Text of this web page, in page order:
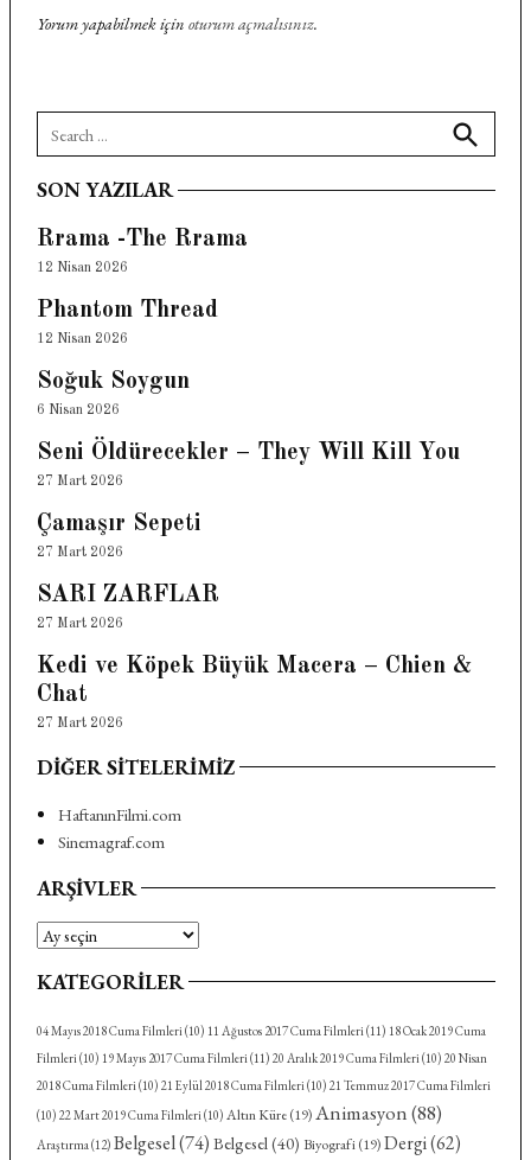
Yorum yapabilmek için oturum açmalısınız.
for:
Search
SON YAZILAR
Rrama -The Rrama
12 Nisan 2026
Phantom Thread
12 Nisan 2026
Soğuk Soygun
6 Nisan 2026
Seni Öldürecekler – They Will Kill You
27 Mart 2026
Çamaşır Sepeti
27 Mart 2026
SARI ZARFLAR
27 Mart 2026
Kedi ve Köpek Büyük Macera – Chien &
Chat
27 Mart 2026
DIĞER SITELERIMIZ
HaftanınFilmi.com
Sinemagraf.com
ARŞIVLER
Arşivler
KATEGORILER
04 Mayıs 2018 Cuma Filmleri (10) 11 Ağustos 2017 Cuma Filmleri (11) 18 Ocak 2019 Cuma
Filmleri (10) 19 Mayıs 2017 Cuma Filmleri (11) 20 Aralık 2019 Cuma Filmleri (10) 20 Nisan
2018 Cuma Filmleri (10) 21 Eylül 2018 Cuma Filmleri (10) 21 Temmuz 2017 Cuma Filmleri
(10) 22 Mart 2019 Cuma Filmleri (10) Altın Küre(19) Animasyon(88)
Araştırma (12) Belgesel(74) Belgesel (40) Biyografi(19) Dergi(62)